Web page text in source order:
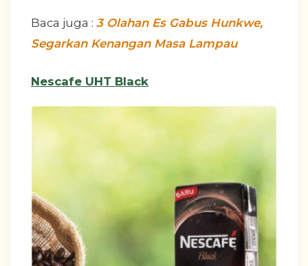
Baca juga : 3 Olahan Es Gabus Hunkwe,
Segarkan Kenangan Masa Lampau
Nescafe UHT Black